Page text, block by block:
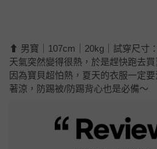
⬆ 男寶｜107cm｜20kg｜試穿尺寸
天氣突然變得很熱，於是趕快跑去
因為寶貝超怕熱，夏天的衣服一定
著涼，防踢被/防踢背心也是必備～